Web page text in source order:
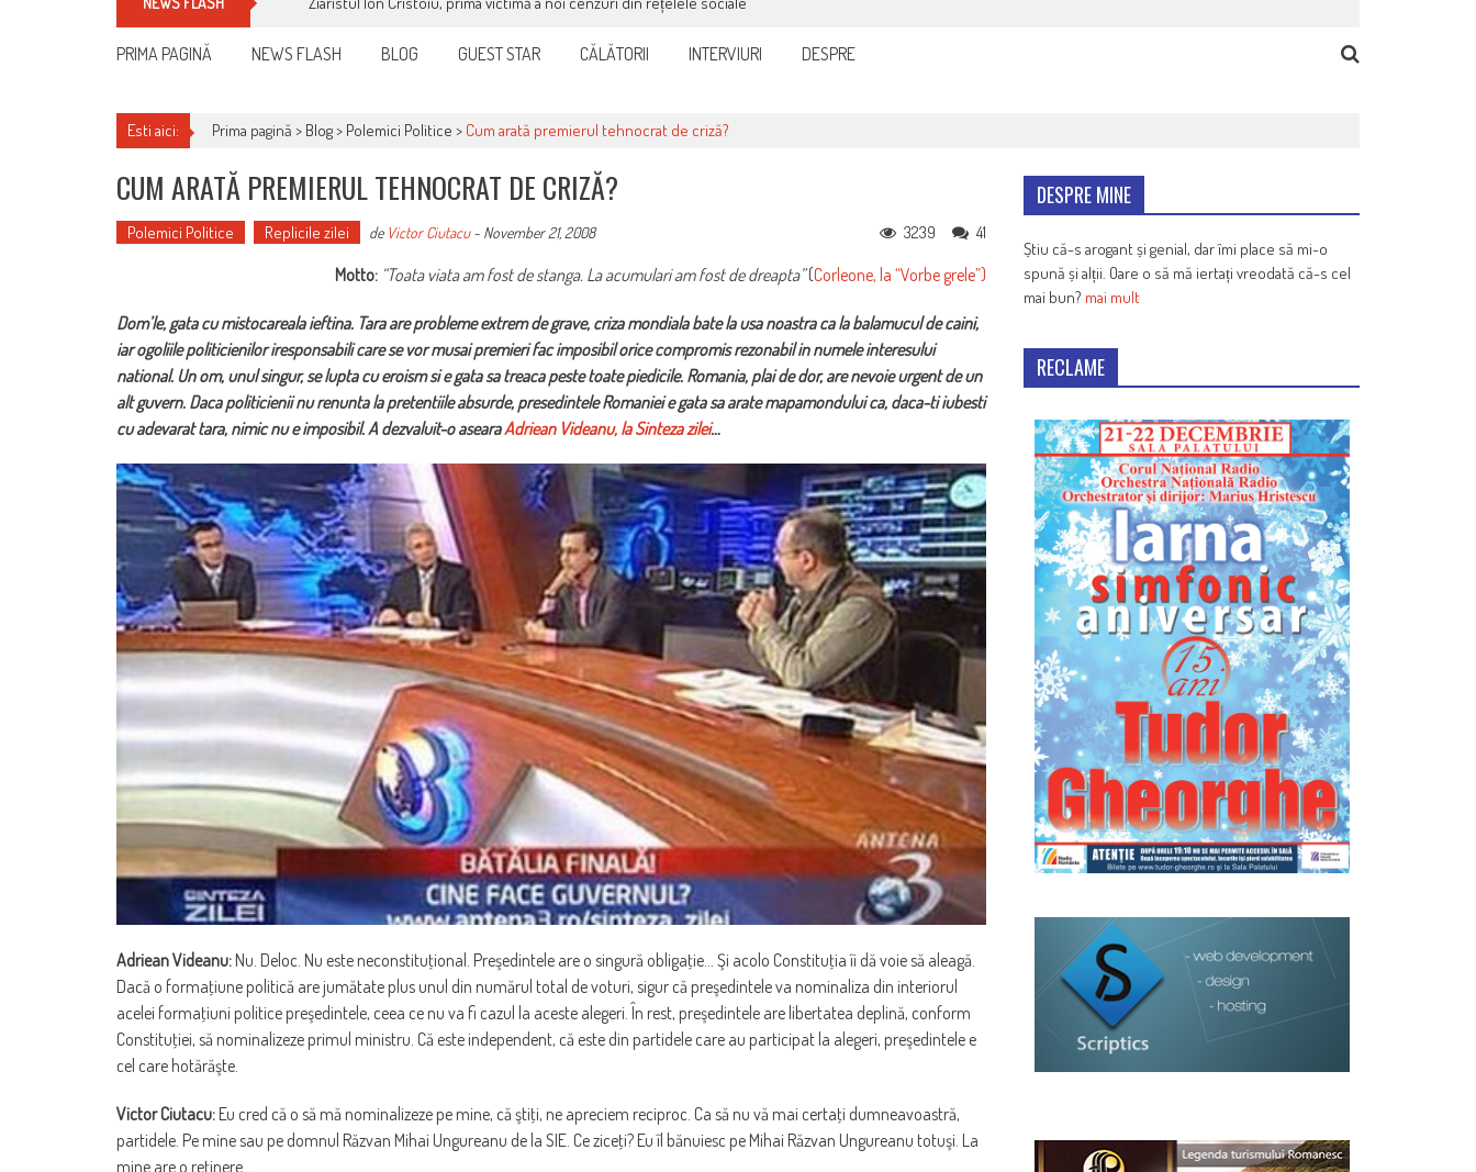
PRIMA PAGINĂ NEWS FLASH BLOG GUEST STAR CĂLĂTORII INTERVIURI DESPRE
Esti aici: Prima pagină > Blog> Polemici Politice > Cum arată premierul tehnocrat de criză?
CUM ARATĂ PREMIERUL TEHNOCRAT DE CRIZĂ?
Polemici Politice Replicile zilei de Victor Ciutacu- November 21, 2008 41
3239
Motto: “Toata viata am fost de stanga. La acumulari am fost de dreapta”(Corleone, la “Vorbe grele”)
Dom’le, gata cu mistocareala ieftina. Tara are probleme extrem de grave, criza mondiala bate la usa noastra ca la balamucul de caini,
iar ogoliile politicienilor iresponsabili care se vor musai premieri fac imposibil orice compromis rezonabil in numele interesului
national. Un om, unul singur, se lupta cu eroism si e gata sa treaca peste toate piedicile. Romania, plai de dor, are nevoie urgent de un
alt guvern. Daca politicienii nu renunta la pretentiile absurde, presedintele Romaniei e gata sa arate mapamondului ca, daca-ti iubesti
cu adevarat tara, nimic nu e imposibil.A dezvaluit-o asearaAdriean Videanu, la Sinteza zilei…
Adriean Videanu: Nu. Deloc. Nu este neconstituţional. Preşedintele are o singură obligaţie… Şi acolo Constituţia îi dă voie să aleagă.
Dacă o formaţiune politică are jumătate plus unul din numărul total de voturi, sigur că preşedintele va nominaliza din interiorul
acelei formaţiuni politice preşedintele, ceea ce nu va fi cazul la aceste alegeri. În rest, preşedintele are libertatea deplină, conform
Constituţiei, să nominalizeze primul ministru. Că este independent, că este din partidele care au participat la alegeri, preşedintele e
cel care hotărăşte.
Victor Ciutacu: Eu cred că o să mă nominalizeze pe mine, că ştiţi, ne apreciem reciproc. Ca să nu vă mai certaţi dumneavoastră,
partidele. Pe mine sau pe domnul Răzvan Mihai Ungureanu de la SIE. Ce ziceţi? Eu îl bănuiesc pe Mihai Răzvan Ungureanu totuşi. La
mine are o reţinere…
DESPRE MINE
Știu că-s arogant și genial, dar îmi place să mi-o
spună și alții. Oare o să mă iertați vreodată că-s cel
mai bun? mai mult
RECLAME